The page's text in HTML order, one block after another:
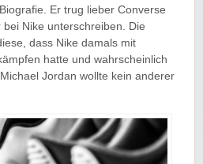
Er trug lieber Converse
Nike unterschreiben. Die
dass Nike damals mit
hatte und wahrscheinlich
Jordan wollte kein anderer